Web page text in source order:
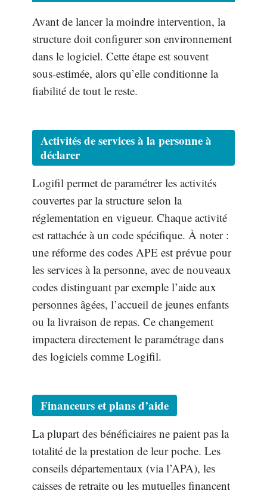
Avant de lancer la moindre intervention, la
structure doit configurer son environnement
dans le logiciel. Cette étape est souvent
sous-estimée, alors qu’elle conditionne la
fiabilité de tout le reste.
Activités de services à la personne à
déclarer
Logifil permet de paramétrer les activités
couvertes par la structure selon la
réglementation en vigueur. Chaque activité
est rattachée à un code spécifique. À noter :
une réforme des codes APE est prévue pour
les services à la personne, avec de nouveaux
codes distinguant par exemple l’aide aux
personnes âgées, l’accueil de jeunes enfants
ou la livraison de repas. Ce changement
impactera directement le paramétrage dans
des logiciels comme Logifil.
Financeurs et plans d’aide
La plupart des bénéficiaires ne paient pas la
totalité de la prestation de leur poche. Les
conseils départementaux (via l’APA), les
caisses de retraite ou les mutuelles financent